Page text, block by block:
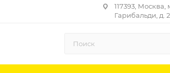
117393,
Гарибальди, д.